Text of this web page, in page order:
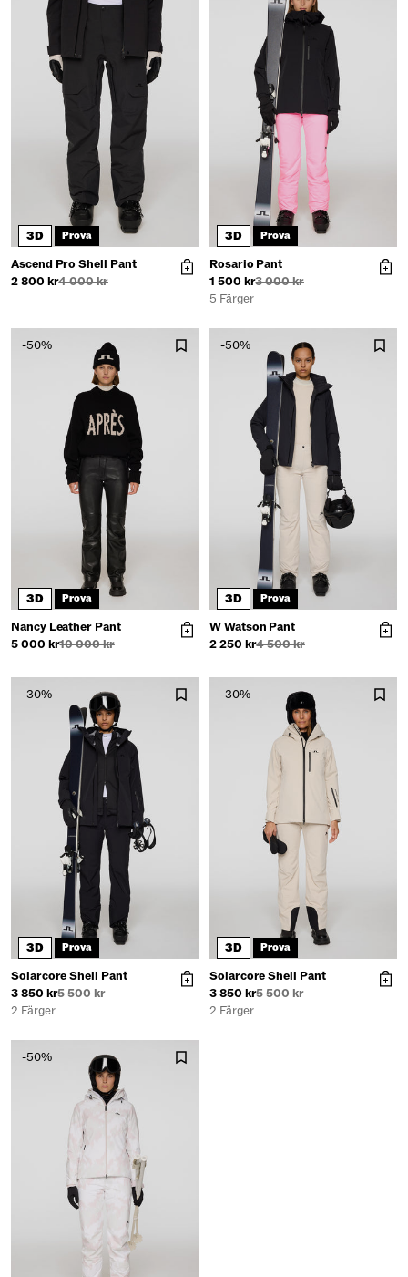
3D Prova
Ascend Pro Shell Pant
2 800 kr4 000 kr
3D Prova
Rosario Pant
1 500 kr3 000 kr
5 Färger
-50%
3D Prova
Nancy Leather Pant
5 000 kr10 000 kr
-50%
3D Prova
W Watson Pant
2 250 kr4 500 kr
-30%
3D Prova
Solarcore Shell Pant
3 850 kr5 500 kr
2 Färger
-30%
3D Prova
Solarcore Shell Pant
3 850 kr5 500 kr
2 Färger
-50%